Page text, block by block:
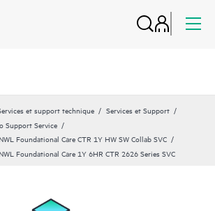
et support technique
Services et Support
Support Service
Foundational Care CTR 1Y HW SW Collab SVC
Foundational Care 1Y 6HR CTR 2626 Series SVC